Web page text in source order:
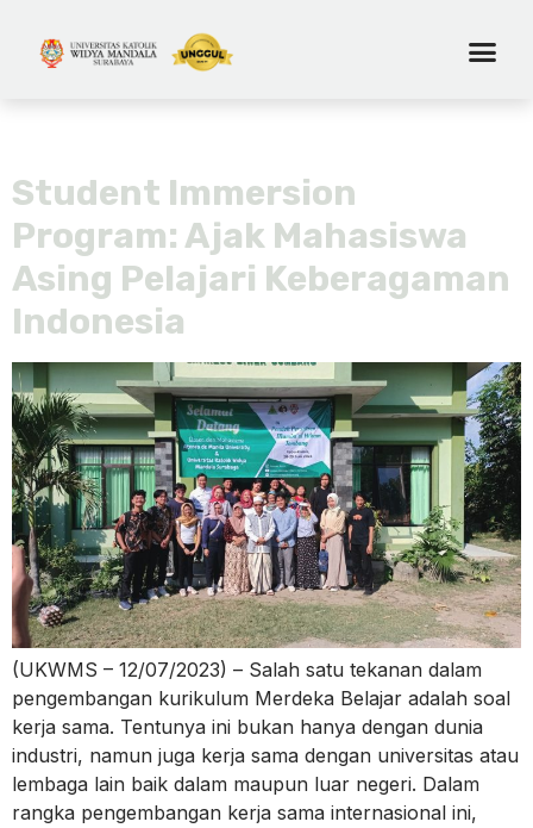
Student Immersion
Program: Ajak Mahasiswa
Asing Pelajari Keberagaman
Indonesia
(UKWMS – 12/07/2023) – Salah satu tekanan dalam
pengembangan kurikulum Merdeka Belajar adalah soal
kerja sama. Tentunya ini bukan hanya dengan dunia
industri, namun juga kerja sama dengan universitas atau
lembaga lain baik dalam maupun luar negeri. Dalam
rangka pengembangan kerja sama internasional ini,